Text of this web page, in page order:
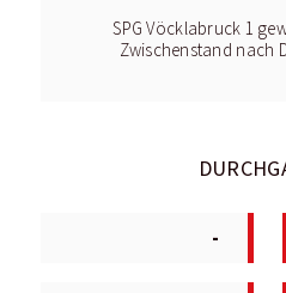
SPG Vöcklabruck 1
Zwischenstand nach
-